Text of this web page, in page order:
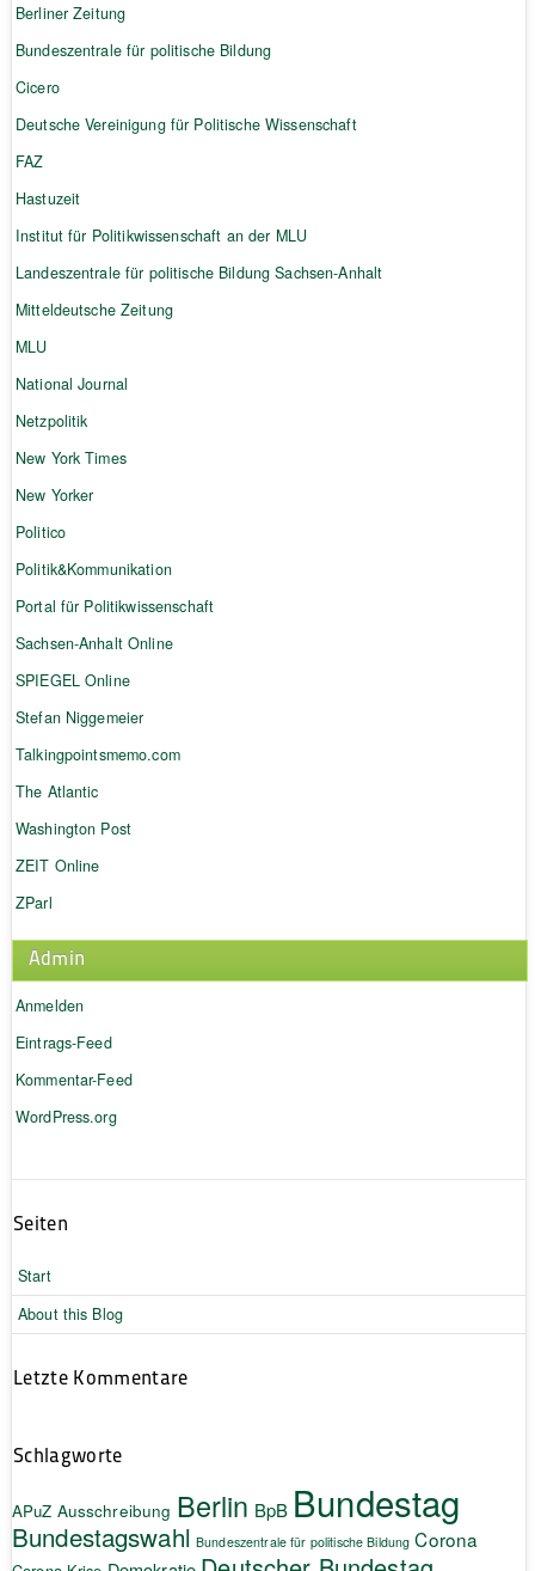
Berliner Zeitung
Bundeszentrale für politische Bildung
Cicero
Deutsche Vereinigung für Politische Wissenschaft
FAZ
Hastuzeit
Institut für Politikwissenschaft an der MLU
Landeszentrale für politische Bildung Sachsen-Anhalt
Mitteldeutsche Zeitung
MLU
National Journal
Netzpolitik
New York Times
New Yorker
Politico
Politik&Kommunikation
Portal für Politikwissenschaft
Sachsen-Anhalt Online
SPIEGEL Online
Stefan Niggemeier
Talkingpointsmemo.com
The Atlantic
Washington Post
ZEIT Online
ZParl
Admin
Anmelden
Eintrags-Feed
Kommentar-Feed
WordPress.org
Seiten
Start
About this Blog
Letzte Kommentare
Schlagworte
APuZ Ausschreibung Berlin BpB Bundestag
Bundestagswahl Bundeszentrale für politische Bildung Corona